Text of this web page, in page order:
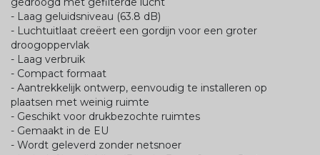
- Laag geluidsniveau (63.8 dB)
- Luchtuitlaat creëert een gordijn voor een groter
droogoppervlak
- Laag verbruik
- Compact formaat
- Aantrekkelijk ontwerp, eenvoudig te installeren op
plaatsen met weinig ruimte
- Geschikt voor drukbezochte ruimtes
- Gemaakt in de EU
- Wordt geleverd zonder netsnoer